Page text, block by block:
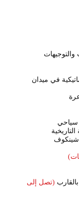
والتوجيهات
في ميدان
سياحي
(تصل إلى